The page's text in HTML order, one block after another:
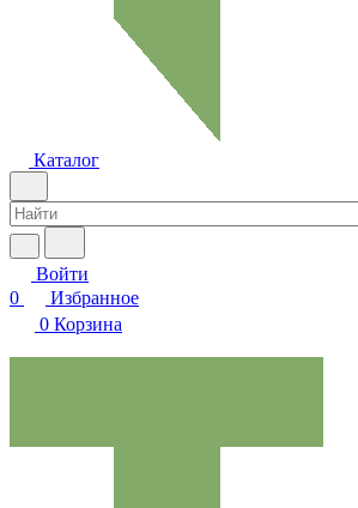
Каталог
Войти
0
Избранное
0 Корзина